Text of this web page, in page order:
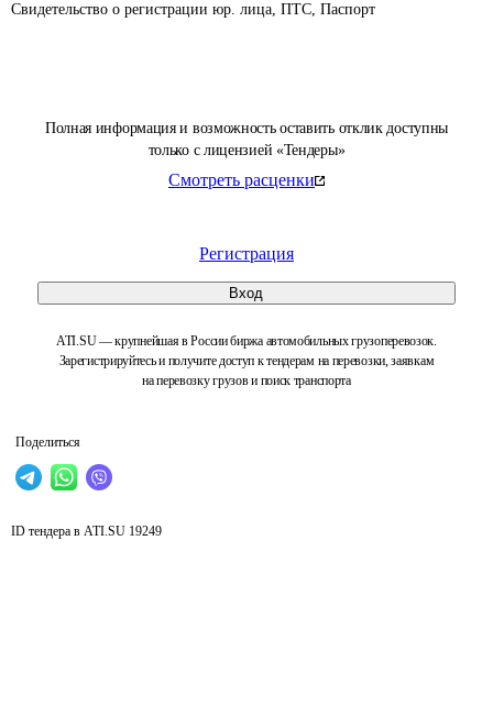
Полная информация и возможность оставить отклик доступны
только с лицензией «Тендеры»
Смотреть расценки
Регистрация
Вход
ATI.SU — крупнейшая в России биржа автомобильных грузоперевозок.
Зарегистрируйтесь и получите доступ к тендерам на перевозки, заявкам
на перевозку грузов и поиск транспорта
Поделиться
Свидетельство о регистрации юр. лица, ПТС, Паспорт
ID тендера в ATI.SU 19249